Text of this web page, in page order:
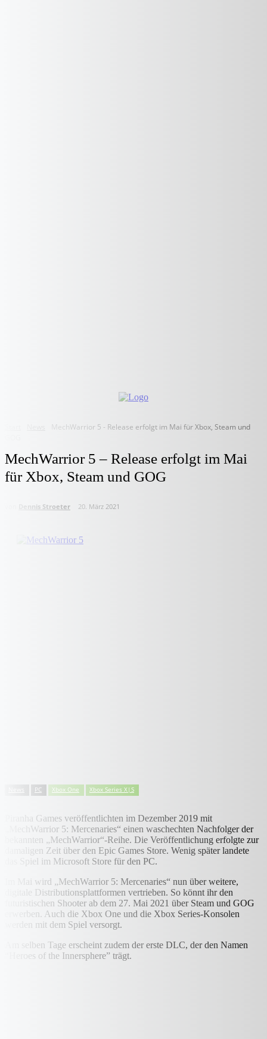
MechWarrior 5 - Release erfolgt im Mai für Xbox, Steam und
MechWarrior 5 – Release erfolgt im Mai
für Xbox, Steam und GOG
Dennis Stroeter 20. März 2021
PC Xbox One Xbox Series X|S
Piranha Games veröffentlichten im Dezember 2019 mit
„MechWarrior 5: Mercenaries“ einen waschechten Nachfolger der
bekannten „MechWarrior“-Reihe. Die Veröffentlichung erfolgte zur
damaligen Zeit über den Epic Games Store. Wenig später landete
das Spiel im Microsoft Store für den PC.
Im Mai wird „MechWarrior 5: Mercenaries“ nun über weitere,
digitale Distributionsplattformen vertrieben. So könnt ihr den
futuristischen Shooter ab dem 27. Mai 2021 über Steam und GOG
erwerben. Auch die Xbox One und die Xbox Series-Konsolen
werden mit dem Spiel versorgt.
Am selben Tage erscheint zudem der erste DLC, der den Namen
“Heroes of the Innersphere” trägt.